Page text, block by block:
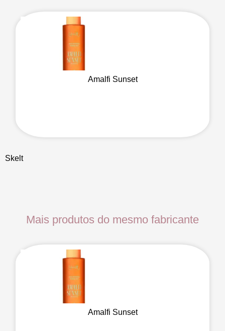
Amalfi Sunset
Skelt
Mais produtos do mesmo fabricante
Amalfi Sunset